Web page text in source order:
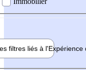
filtres liés à l'Expérience